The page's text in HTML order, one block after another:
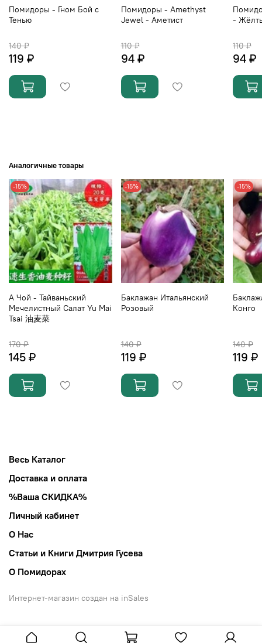
Помидоры - Гном Бой с
Тенью
140 ₽
119 ₽
Помидоры - Amethyst
Jewel - Аметист
110 ₽
94 ₽
-
110 ₽
94 ₽
Аналогичные товары
-15%
А Чой - Тайваньский
Мечелистный Салат Yu Mai
Tsai 油麦菜
170 ₽
145 ₽
-15%
Баклажан Итальянский
Розовый
140 ₽
119 ₽
-15%
Конго
140 ₽
119 ₽
Весь Каталог
Доставка и оплата
%Ваша СКИДКА%
Личный кабинет
О Нас
Статьи и Книги Дмитрия Гусева
О Помидорах
Интернет-магазин создан на inSales